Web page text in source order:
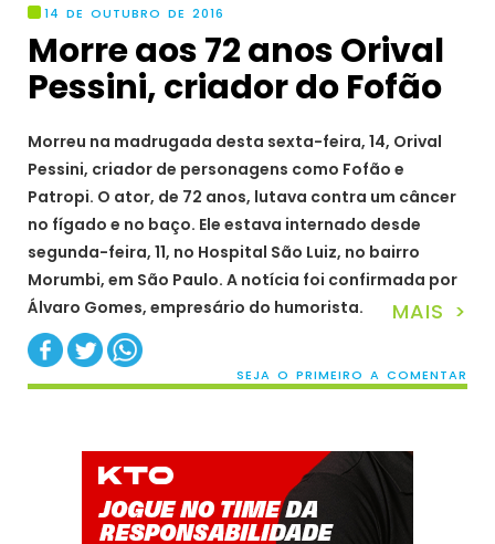
14 DE OUTUBRO DE 2016
Morre aos 72 anos Orival
Pessini, criador do Fofão
Morreu na madrugada desta sexta-feira, 14, Orival
Pessini, criador de personagens como Fofão e
Patropi. O ator, de 72 anos, lutava contra um câncer
no fígado e no baço. Ele estava internado desde
segunda-feira, 11, no Hospital São Luiz, no bairro
Morumbi, em São Paulo. A notícia foi confirmada por
Álvaro Gomes, empresário do humorista.
MAIS >
SEJA O PRIMEIRO A COMENTAR